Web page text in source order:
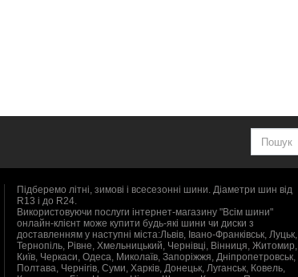
Підберемо літні, зимові і всесезонні шини. Діаметри шин від
R13 і до R24.
Використовуючи послуги інтернет-магазину "Всім шини"
онлайн-клієнт може купити будь-які шини чи диски з
доставленням у наступні міста:Львів, Івано-Франківськ, Луцьк,
Тернопіль, Рівне, Хмельницький, Чернівці, Вінниця, Житомир,
Київ, Черкаси, Одеса, Миколаїв, Запоріжжя, Дніпропетровськ,
Полтава, Чернігів, Суми, Харків, Донецьк, Луганськ, Ковель,